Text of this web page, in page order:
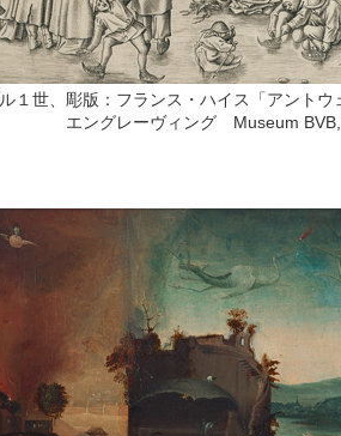
１世、彫版：フランス・ハイス「アント
エングレーヴィング Museum